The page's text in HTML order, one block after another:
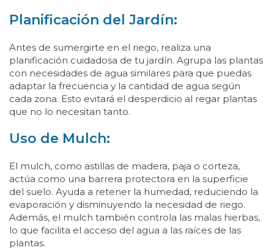
Planificación del Jardín:
Antes de sumergirte en el riego, realiza una
planificación cuidadosa de tu jardín. Agrupa las plantas
con necesidades de agua similares para que puedas
adaptar la frecuencia y la cantidad de agua según
cada zona. Esto evitará el desperdicio al regar plantas
que no lo necesitan tanto.
Uso de Mulch:
El mulch, como astillas de madera, paja o corteza,
actúa como una barrera protectora en la superficie
del suelo. Ayuda a retener la humedad, reduciendo la
evaporación y disminuyendo la necesidad de riego.
Además, el mulch también controla las malas hierbas,
lo que facilita el acceso del agua a las raíces de las
plantas.